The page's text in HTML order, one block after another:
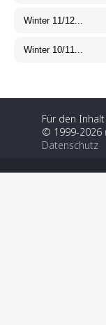
Für den
© 1999-2026
Datenschutz